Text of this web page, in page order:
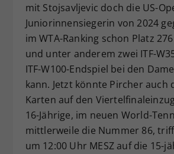
mit Stojsavljevic doch die US-
Juniorinnensiegerin von 2024
im WTA-Ranking schon Platz
und unter anderem zwei ITF-
ITF-W100-Endspiel bei den
kann. Jetzt könnte Pircher auch
Karten auf den
16-Jährige, im neuen World-
mittlerweile die Nummer 86,
um 12:00 Uhr MESZ auf die 15-